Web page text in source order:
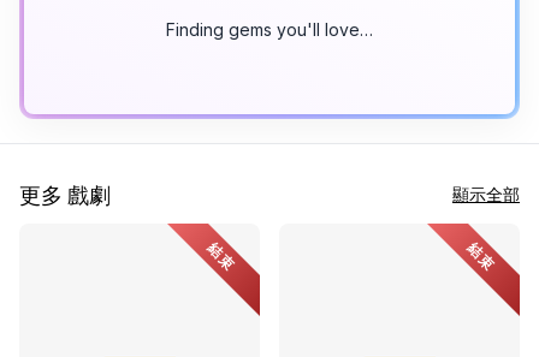
Finding gems you'll love…
更多 戲劇 顯示全部
結束 結束